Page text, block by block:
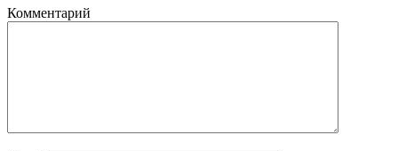
Комментарий